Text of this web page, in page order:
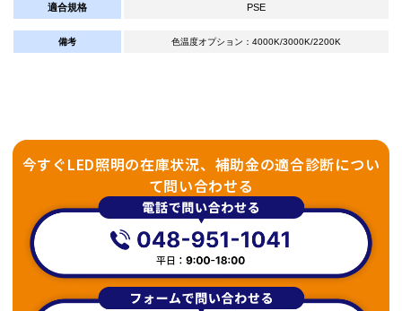
適合規格 PSE
備考 色温度オプション：4000K/3000K/2200K
今すぐLED照明の在庫状況、補助金の適合診断につい
て問い合わせる